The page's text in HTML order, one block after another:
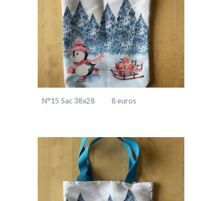
N°15Sac 38x28 8euros